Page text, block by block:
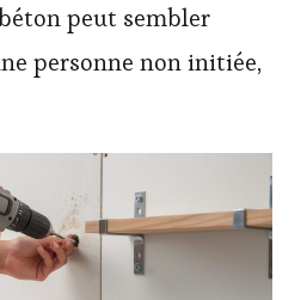
peut sembler
personne non initiée,